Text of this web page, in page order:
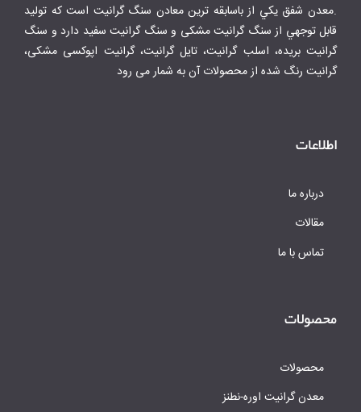
.معدن شفق يكي از باسابقه ترين معادن سنگ گرانيت است كه توليد
قابل توجهي از سنگ گرانیت مشکی و سنگ گرانیت سفید دارد و سنگ
گرانیت بریده، اسلب گرانیت، تایل گرانیت، گرانیت اپوکسی مشکی،
گرانیت رنگ شده از محصولات آن به شمار می رود
اطلاعات
درباره ما
مقالات
تماس با ما
محصولات
محصولات
معدن گرانیت اوره-نطنز